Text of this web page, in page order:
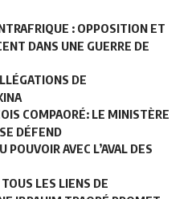
: OPPOSITION ET
DANS UNE GUERRE DE
DE
COMPAORÉ: LE MINISTÈRE
DÉFEND
POUVOIR AVEC L’AVAL DES
LES LIENS DE